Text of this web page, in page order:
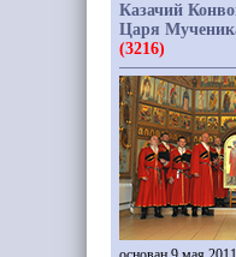
Казачий
Царя
(3216)